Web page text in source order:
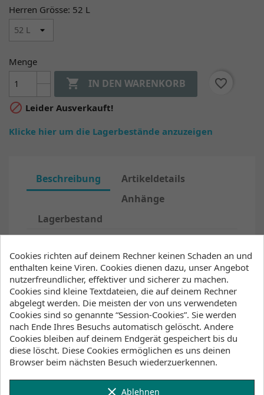
Herren Grösse: 52 L
Menge
 IN DEN WARENKORB
favorite_border
 Leider Ausverkauft!
Klicke hier um die Lagerbestände anzuzeigen
Beschreibung
Artikeldetails
Anhänge
Lagerbestand
Stand out from the crowd with the Marshall
Fullsuit 3/2mm Fzip for juniors. The Fox Fleece
lining on the chest and back panels will keep
your core and upper body warm on chillier
days. We've also added our 4-way stretch hex-
tech kneepads anda shin protection layer.
Glued blind stitched seams and critical taping
on the inside are added to keep warm water in
and cold water out.
Cookies richten auf deinem Rechner keinen Schaden an und
enthalten keine Viren. Cookies dienen dazu, unser Angebot
nutzerfreundlicher, effektiver und sicherer zu machen.
Cookies sind kleine Textdateien, die auf deinem Rechner
abgelegt werden. Die meisten der von uns verwendeten
Cookies sind so genannte “Session-Cookies”. Sie werden
nach Ende Ihres Besuchs automatisch gelöscht. Andere
Cookies bleiben auf deinem Endgerät gespeichert bis du
diese löscht. Diese Cookies ermöglichen es uns deinen
Browser beim nächsten Besuch wiederzuerkennen.
clear Ablehnen